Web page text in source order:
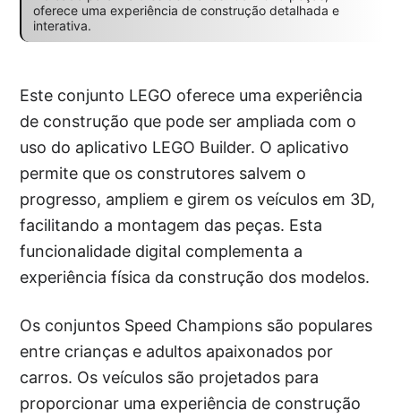
oferece uma experiência de construção detalhada e
interativa.
Este conjunto LEGO oferece uma experiência
de construção que pode ser ampliada com o
uso do aplicativo LEGO Builder. O aplicativo
permite que os construtores salvem o
progresso, ampliem e girem os veículos em 3D,
facilitando a montagem das peças. Esta
funcionalidade digital complementa a
experiência física da construção dos modelos.
Os conjuntos Speed Champions são populares
entre crianças e adultos apaixonados por
carros. Os veículos são projetados para
proporcionar uma experiência de construção